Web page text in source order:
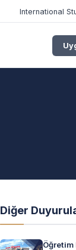
International
Diğer
Öğretim